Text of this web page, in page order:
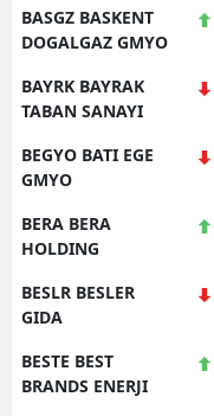
BASGZ BASKENT
DOGALGAZ GMYO
BAYRK BAYRAK
TABAN SANAYI
BEGYO BATI EGE
GMYO
BERA BERA
HOLDING
BESLR BESLER
GIDA
BESTE BEST
BRANDS ENERJI